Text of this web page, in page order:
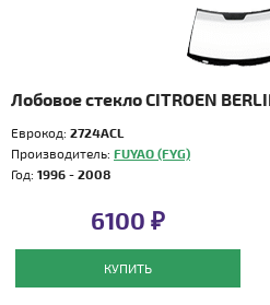
Лобовое стекло CITROEN
Еврокод: 2724ACL
Производитель: FUYAO (FYG)
Год: 1996 - 2008
6100 ₽
КУПИТЬ